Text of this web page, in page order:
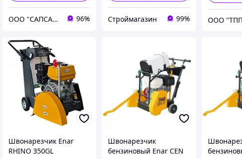
ООО "САПСАН СЕРВИС" 96% Строймагазин 99% ООО "ТПП
Швонарезчик Enar
RHINO 350GL
Швонарезчик
бензиновый Enar CEN